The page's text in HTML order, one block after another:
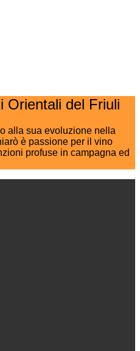
Orientali del Friuli
alla sua evoluzione nella
è passione per il vino
profuse in campagna ed